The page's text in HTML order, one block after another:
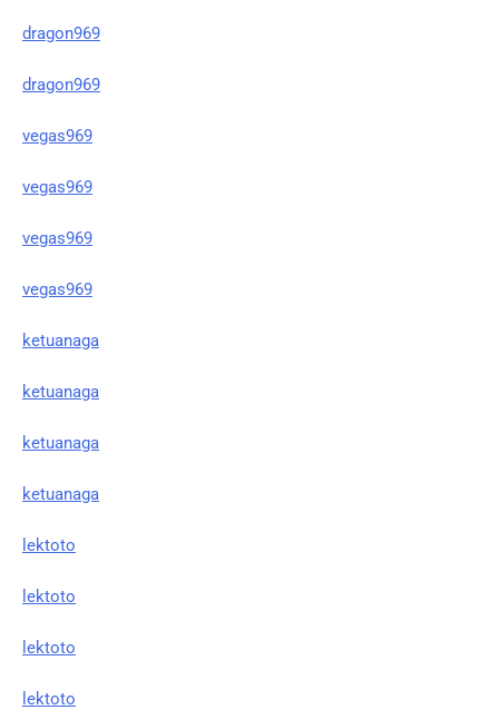
dragon969
dragon969
vegas969
vegas969
vegas969
vegas969
ketuanaga
ketuanaga
ketuanaga
ketuanaga
lektoto
lektoto
lektoto
lektoto